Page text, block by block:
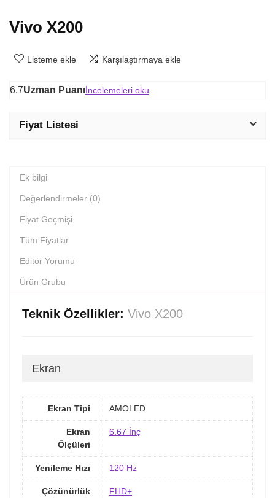
Vivo X200
Listeme ekle Karşılaştırmaya ekle
6.7Uzman Puanıİncelemeleri oku
Fiyat Listesi
Ek bilgi
Değerlendirmeler (0)
Fiyat Geçmişi
Tüm Fiyatlar
Editör Yorumu
Ürün Grubu
Teknik Özellikler: Vivo X200
Ekran
Ekran Tipi AMOLED
Ekran
Ölçüleri
6.67 İnç
Yenileme Hızı 120 Hz
Çözünürlük
FHD+